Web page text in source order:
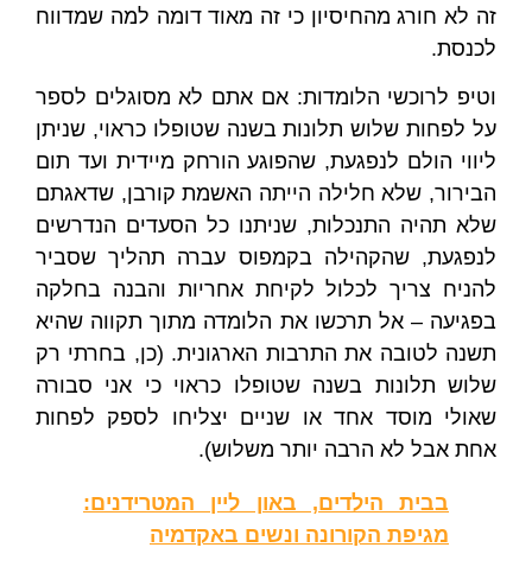
זה לא חורג מהחיסיון כי זה מאוד דומה למה שמדווח
לכנסת.
וטיפ לרוכשי הלומדות: אם אתם לא מסוגלים לספר
על לפחות שלוש תלונות בשנה שטופלו כראוי, שניתן
ליווי הולם לנפגעת, שהפוגע הורחק מיידית ועד תום
הבירור, שלא חלילה הייתה האשמת קורבן, שדאגתם
שלא תהיה התנכלות, שניתנו כל הסעדים הנדרשים
לנפגעת, שהקהילה בקמפוס עברה תהליך שסביר
להניח צריך לכלול לקיחת אחריות והבנה בחלקה
בפגיעה – אל תרכשו את הלומדה מתוך תקווה שהיא
תשנה לטובה את התרבות הארגונית. (כן, בחרתי רק
שלוש תלונות בשנה שטופלו כראוי כי אני סבורה
שאולי מוסד אחד או שניים יצליחו לספק לפחות
אחת אבל לא הרבה יותר משלוש).
בבית הילדים, באון ליין המטרידנים:
מגיפת הקורונה ונשים באקדמיה